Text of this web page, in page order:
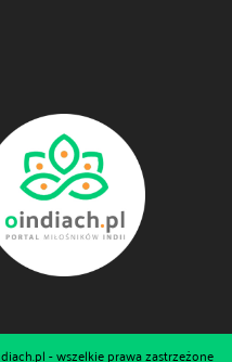
- wszelkie prawa zastrzeżone